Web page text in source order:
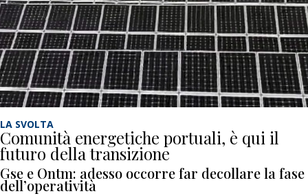
LA SVOLTA
Comunità energetiche portuali, è qui il
futuro della transizione
Gse e Ontm: adesso occorre far decollare la fase
dell’operatività